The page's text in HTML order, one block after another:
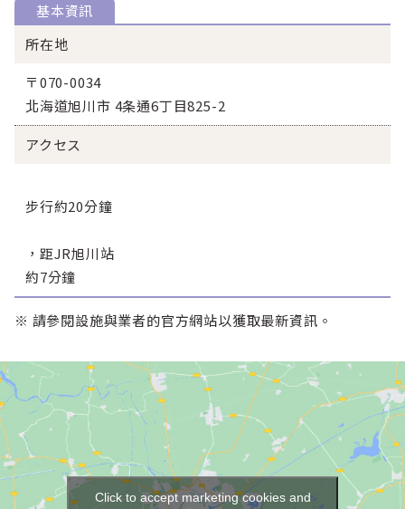
基本資訊
所在地
〒070-0034
北海道旭川市 4条通6丁目825-2
アクセス
步行約20分鐘
，距JR旭川站
約7分鐘
※ 請參閱設施與業者的官方網站以獲取最新資訊。
Click to accept marketing cookies and